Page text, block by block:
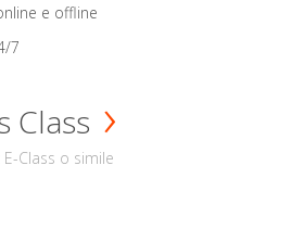
e offline
7
Class
Class o simile